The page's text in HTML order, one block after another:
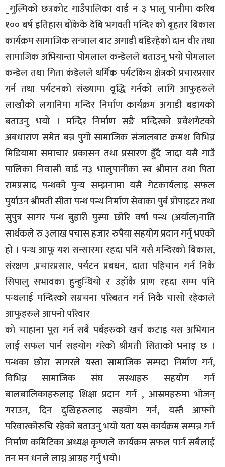
_गुल्मिको छत्रकोट गाउँपालिका वार्ड न ३ भालु पानीमा करिब
१०० बर्ष इतिहास बोकेके देबि भगवती मन्दिर को बृहतर बिकास
कार्यक्रम सामाजिक सन्जाल बाट अगाडी बडिरहेको दान वीर तथा
सामाजिक अभियान्ता पोमलाल कन्डेलले बताउनु भयो पोमलाल
कन्डेल तथा गिता कंडेलले धर्मिक पर्यटकिय क्षेत्रको प्रचारप्रसार
गर्न तथा पर्यटनको संख्यामा वृद्धि गर्नको लागि आफुहरुले
लाखौको लगानिमा मन्दिर निर्माण कार्यक्रम अगाडी बडायको
बताउनु भयो । मन्दिर निर्माण सङै मन्दिरको प्रवेशगेटको
अबधाराण समेत बन्न पुगो सामाजिक संजालबाट क्रमश विभिन्न
मिडियामा समाचार प्रकासन तथा प्रसारण हुँदै जादा यसै गाउँ
पालिका निवासी वार्ड न३ भालुपानीका स्व श्रीमान तथा पिता
रामप्रसाद पन्थको पुन्य सम्झनामा यसै गेटकार्यलाइ सफल
पुर्याउन श्रीमती सीता पन्थ पन्थ निर्माण सेवाका पुर्ब प्रोपाइटर तथा
सुपुत्र सागर पन्थ बुहारी पुस्पा छोरि वर्षा पन्थ (अर्याल)नाति
सार्थकले रु ३लाख पचास हजार रुपैया सहयोग प्रदान गर्नु भएको
हो । पन्थ आफू यश सन्सारमा रहदा पनि यसै मन्दिरको बिकास,
संरक्षण ,प्रचारप्रसार, पर्यटन प्रबधन, दाता पहिचान गर्न निकै
सिपालु सभावका हुन्हुन्थियो र उहाँकै प्राण रहदा सम्म पनि
पन्थलाई मन्दिरको सम्रचना परिबतन गर्न निकै चासो रहेकाले
आफुहरुले आफ्नो परिवार
को चाहाना पूरा गर्न सबै पर्बहरुको खर्च कटाइ यस अभियान
लाई सफल पार्न सहयोग गरेको श्रीमती सिताको भनाइ छ ।
पन्थका छोरा सागरले यस्ता सामाजिक सम्पदा निर्माण गर्न,
विभिन्न सामाजिक संघ सस्थाहरु सहयोग गर्न
बालबालिकाहरुलाइ शिक्षा प्रदान गर्न , आस्रमहरुमा भोजन्
गराउन, दिन दुखिहरुलाइ सहयोग गर्न, यस्तै आफ्नो
परिवारकोरुचि रहेको बताउनु भयो यता यस कार्यक्रम सम्पन्न गर्न
निर्माण कमिटिका अध्यक्ष कृष्णले कार्यक्रम सफल पार्न सबैलाई
तन मन धनले लाग्न आग्रह गर्नु भयो।